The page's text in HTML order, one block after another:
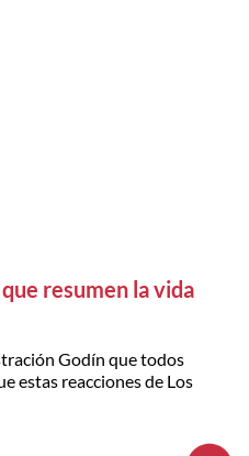
resumen la vida
Godín que todos
estas reacciones de Los